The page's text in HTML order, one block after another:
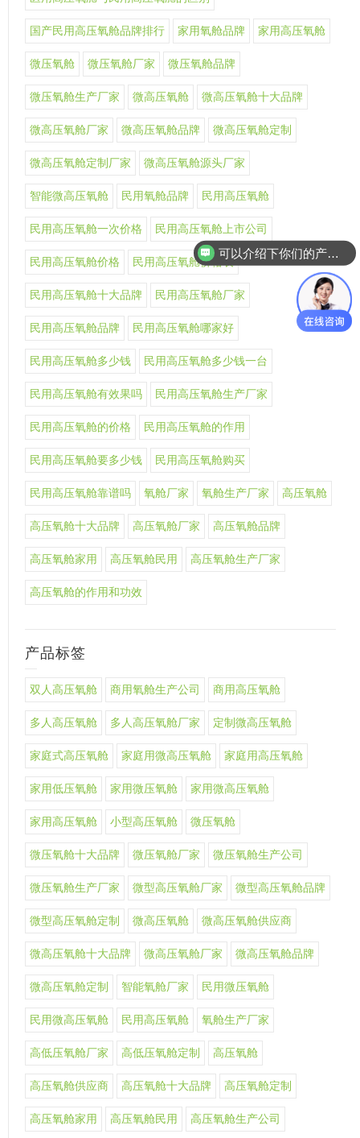
国产民用高压氧舱品牌排行 家用氧舱品牌 家用高压氧舱
微压氧舱 微压氧舱厂家 微压氧舱品牌
微压氧舱生产厂家 微高压氧舱 微高压氧舱十大品牌
微高压氧舱厂家 微高压氧舱品牌 微高压氧舱定制
微高压氧舱定制厂家 微高压氧舱源头厂家
智能微高压氧舱 民用氧舱品牌 民用高压氧舱
民用高压氧舱一次价格 民用高压氧舱上市公司
民用高压氧舱价格 民用高压氧舱价格表
民用高压氧舱十大品牌 民用高压氧舱厂家
民用高压氧舱品牌 民用高压氧舱哪家好
民用高压氧舱多少钱 民用高压氧舱多少钱一台
民用高压氧舱有效果吗 民用高压氧舱生产厂家
民用高压氧舱的价格 民用高压氧舱的作用
民用高压氧舱要多少钱 民用高压氧舱购买
民用高压氧舱靠谱吗 氧舱厂家 氧舱生产厂家 高压氧舱
高压氧舱十大品牌 高压氧舱厂家 高压氧舱品牌
高压氧舱家用 高压氧舱民用 高压氧舱生产厂家
高压氧舱的作用和功效
产品标签
双人高压氧舱 商用氧舱生产公司 商用高压氧舱
多人高压氧舱 多人高压氧舱厂家 定制微高压氧舱
家庭式高压氧舱 家庭用微高压氧舱 家庭用高压氧舱
家用低压氧舱 家用微压氧舱 家用微高压氧舱
家用高压氧舱 小型高压氧舱 微压氧舱
微压氧舱十大品牌 微压氧舱厂家 微压氧舱生产公司
微压氧舱生产厂家 微型高压氧舱厂家 微型高压氧舱品牌
微型高压氧舱定制 微高压氧舱 微高压氧舱供应商
微高压氧舱十大品牌 微高压氧舱厂家 微高压氧舱品牌
微高压氧舱定制 智能氧舱厂家 民用微压氧舱
民用微高压氧舱 民用高压氧舱 氧舱生产厂家
高低压氧舱厂家 高低压氧舱定制 高压氧舱
高压氧舱供应商 高压氧舱十大品牌 高压氧舱定制
高压氧舱家用 高压氧舱民用 高压氧舱生产公司
可以介绍下你们的产品么